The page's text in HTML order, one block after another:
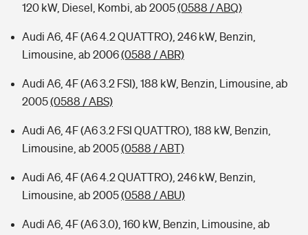
120 kW, Diesel, Kombi, ab 2005(0588 / ABQ)
Audi A6, 4F (A6 4.2 QUATTRO), 246 kW, Benzin,
Limousine, ab 2006(0588 / ABR)
Audi A6, 4F (A6 3.2 FSI), 188 kW, Benzin, Limousine, ab
2005(0588 / ABS)
Audi A6, 4F (A6 3.2 FSI QUATTRO), 188 kW, Benzin,
Limousine, ab 2005(0588 / ABT)
Audi A6, 4F (A6 4.2 QUATTRO), 246 kW, Benzin,
Limousine, ab 2005(0588 / ABU)
Audi A6, 4F (A6 3.0), 160 kW, Benzin, Limousine, ab